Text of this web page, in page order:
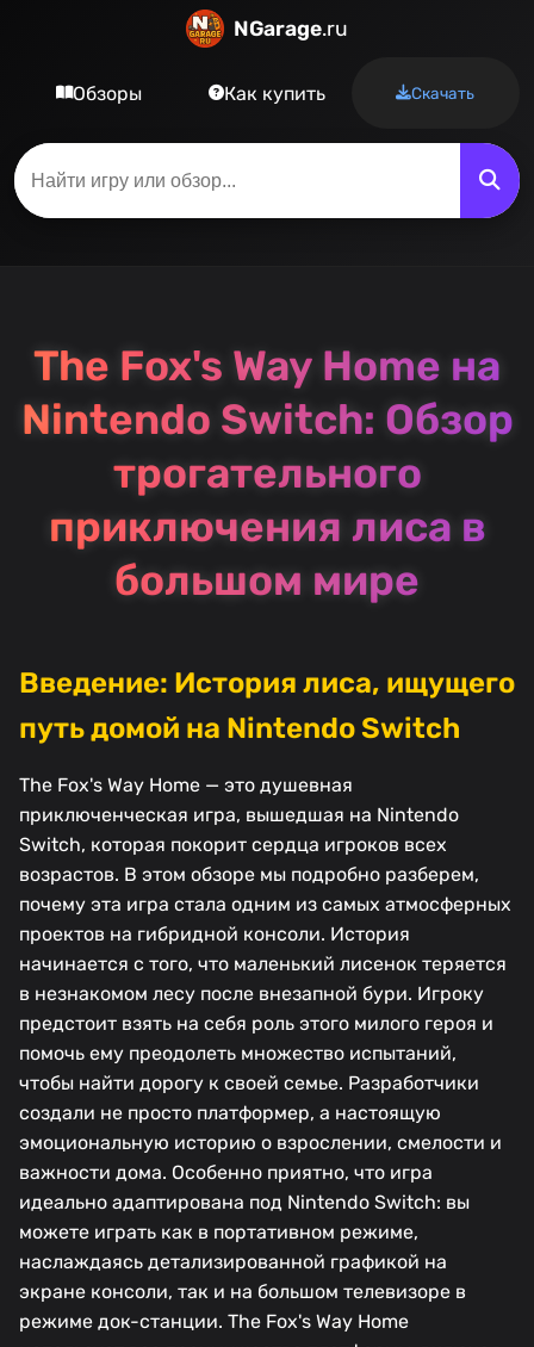
NGarage.ru
Обзоры Как купить Скачать
The Fox's Way Home на
Nintendo Switch: Обзор
трогательного
приключения лиса в
большом мире
Введение: История лиса, ищущего
путь домой на Nintendo Switch
The Fox's Way Home — это душевная
приключенческая игра, вышедшая на Nintendo
Switch, которая покорит сердца игроков всех
возрастов. В этом обзоре мы подробно разберем,
почему эта игра стала одним из самых атмосферных
проектов на гибридной консоли. История
начинается с того, что маленький лисенок теряется
в незнакомом лесу после внезапной бури. Игроку
предстоит взять на себя роль этого милого героя и
помочь ему преодолеть множество испытаний,
чтобы найти дорогу к своей семье. Разработчики
создали не просто платформер, а настоящую
эмоциональную историю о взрослении, смелости и
важности дома. Особенно приятно, что игра
идеально адаптирована под Nintendo Switch: вы
можете играть как в портативном режиме,
наслаждаясь детализированной графикой на
экране консоли, так и на большом телевизоре в
режиме док-станции. The Fox's Way Home